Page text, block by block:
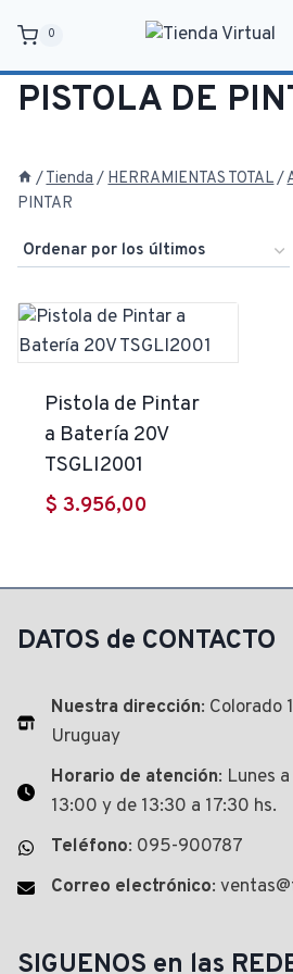
contenido
0
PISTOLA DE
/Tienda/HERRAMIENTAS TOTAL/
PINTAR
Pistola de Pintar
a Batería 20V
TSGLI2001
$ 3.956,00
DATOS de CONTACTO
Nuestra dirección: Colorado
Uruguay
Horario de atención: Lunes
13:00 y de 13:30 a 17:30 hs.
Teléfono: 095-900787
Correo electrónico:
SIGUENOS en las